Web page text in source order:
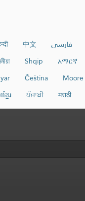
中文 فارسی
Shqip አማርኛ
Čeština Moore
មែរ ਪੰਜਾਬੀ मराठी